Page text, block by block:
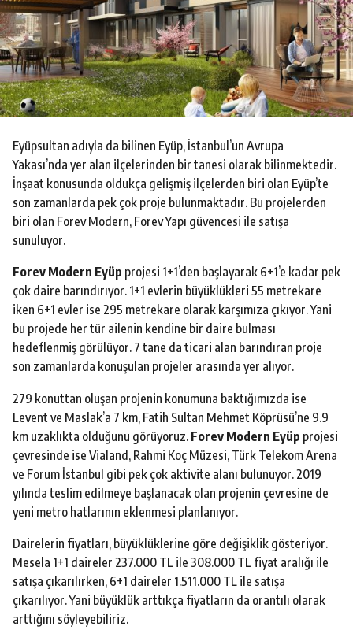
o
Eyüpsultan adıyla da bilinen Eyüp, İstanbul’un Avrupa
Yakası’nda yer alan ilçelerinden bir tanesi olarak bilinmektedir.
İnşaat konusunda oldukça gelişmiş ilçelerden biri olan Eyüp’te
son zamanlarda pek çok proje bulunmaktadır. Bu projelerden
biri olan Forev Modern, Forev Yapı güvencesi ile satışa
sunuluyor.
Forev Modern Eyüp projesi 1+1’den başlayarak 6+1’e kadar pek
çok daire barındırıyor. 1+1 evlerin büyüklükleri 55 metrekare
iken 6+1 evler ise 295 metrekare olarak karşımıza çıkıyor. Yani
bu projede her tür ailenin kendine bir daire bulması
hedeflenmiş görülüyor. 7 tane da ticari alan barındıran proje
son zamanlarda konuşulan projeler arasında yer alıyor.
279 konuttan oluşan projenin konumuna baktığımızda ise
Levent ve Maslak’a 7 km, Fatih Sultan Mehmet Köprüsü’ne 9.9
km uzaklıkta olduğunu görüyoruz. Forev Modern Eyüp projesi
çevresinde ise Vialand, Rahmi Koç Müzesi, Türk Telekom Arena
ve Forum İstanbul gibi pek çok aktivite alanı bulunuyor. 2019
yılında teslim edilmeye başlanacak olan projenin çevresine de
yeni metro hatlarının eklenmesi planlanıyor.
Dairelerin fiyatları, büyüklüklerine göre değişiklik gösteriyor.
Mesela 1+1 daireler 237.000 TL ile 308.000 TL fiyat aralığı ile
satışa çıkarılırken, 6+1 daireler 1.511.000 TL ile satışa
çıkarılıyor. Yani büyüklük arttıkça fiyatların da orantılı olarak
arttığını söyleyebiliriz.